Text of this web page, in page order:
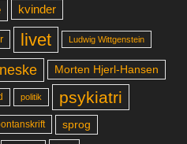
kvinder
livet Ludwig Wittgenstein
Morten Hjerl-Hansen
politik psykiatri
sprog